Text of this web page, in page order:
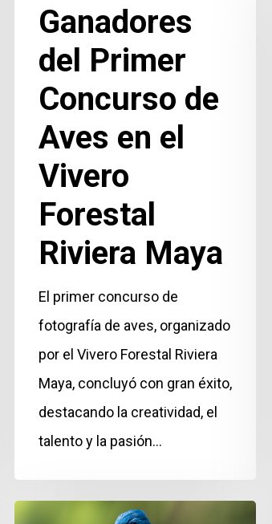
Ganadores
del Primer
Concurso de
Aves en el
Vivero
Forestal
Riviera Maya
El primer concurso de
fotografía de aves, organizado
por el Vivero Forestal Riviera
Maya, concluyó con gran éxito,
destacando la creatividad, el
talento y la pasión…